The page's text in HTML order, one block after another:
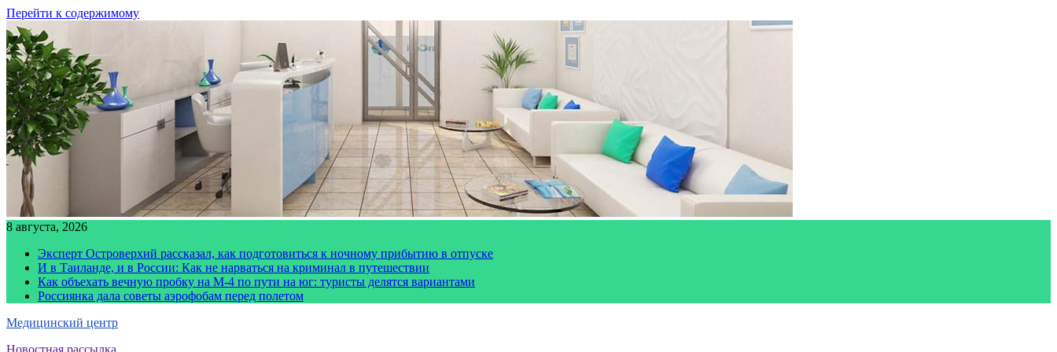
Перейти к содержимому
8 августа, 2026
Эксперт Островерхий рассказал, как подготовиться к ночному прибытию в отпуске
И в Таиланде, и в России: Как не нарваться на криминал в путешествии
Как объехать вечную пробку на М-4 по пути на юг: туристы делятся вариантами
Россиянка дала советы аэрофобам перед полетом
Медицинский центр
Новостная рассылка